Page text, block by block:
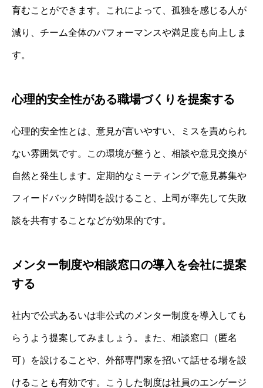
育むことができます。これによって、孤独を感じる人が
減り、チーム全体のパフォーマンスや満足度も向上しま
す。
心理的安全性がある職場づくりを提案する
心理的安全性とは、意見が言いやすい、ミスを責められ
ない雰囲気です。この環境が整うと、相談や意見交換が
自然と発生します。定期的なミーティングで意見募集や
フィードバック時間を設けること、上司が率先して失敗
談を共有することなどが効果的です。
メンター制度や相談窓口の導入を会社に提案
する
社内で公式あるいは非公式のメンター制度を導入しても
らうよう提案してみましょう。また、相談窓口（匿名
可）を設けることや、外部専門家を招いて話せる場を設
けることも有効です。こうした制度は社員のエンゲージ